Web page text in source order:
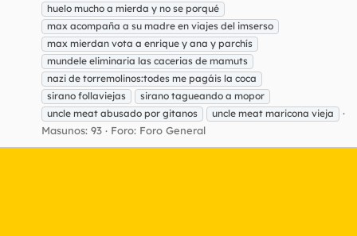
huelo mucho a mierda y no se porqué
max acompaña a su madre en viajes del imserso
max mierdan vota a enrique y ana y parchís
mundele eliminaria las cacerias de mamuts
nazi de torremolinos:todes me pagáis la coca
sirano follaviejas
sirano tagueando a mopor
uncle meat abusado por gitanos
uncle meat maricona vieja
Masunos: 93 Foro: Foro General